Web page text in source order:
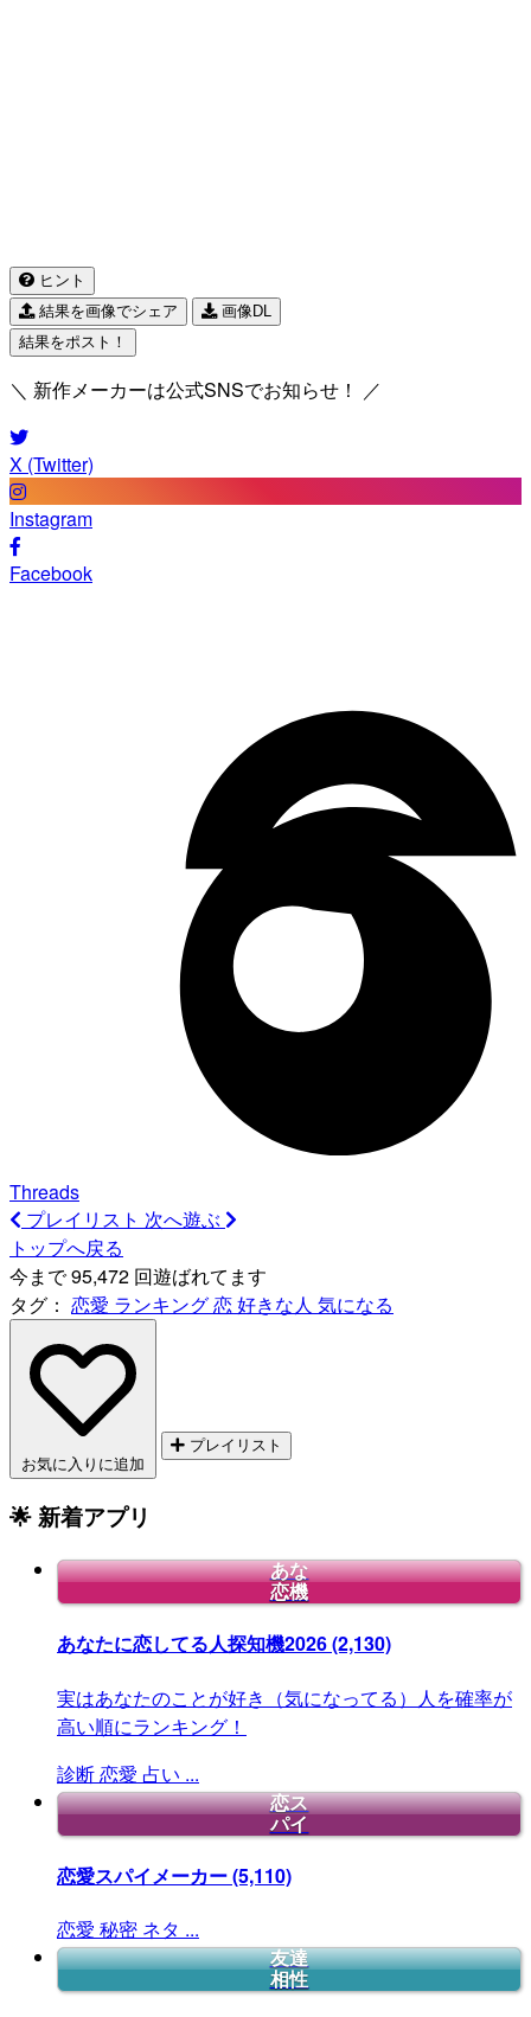
ヒント
結果を画像でシェア
画像DL
結果をポスト！
＼ 新作メーカーは公式SNSでお知らせ！ ／
X (Twitter)
Instagram
Facebook
Threads
プレイリスト 次へ遊ぶ
トップへ戻る
今まで 95,472 回遊ばれてます
タグ： 恋愛 ランキング恋好きな人 気になる
お気に入りに追加
プレイリスト
🌟 新着アプリ
あな
恋機
あなたに恋してる人探知機2026(2,130)
実はあなたのことが好き（気になってる）人を確率が
高い順にランキング！
診断恋愛 占い ...
恋ス
パイ
恋愛スパイメーカー(5,110)
恋愛 秘密 ネタ ...
友達
相性